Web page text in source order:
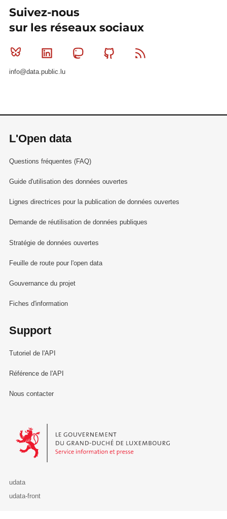
Suivez-nous
sur les réseaux sociaux
Bluesky Linkedin MastodonGithub
info@data.public.lu
L'Open data
Questions fréquentes (FAQ)
Guide d'utilisation des données ouvertes
Lignes directrices pour la publication de données ouvertes
Demande de réutilisation de données publiques
Stratégie de données ouvertes
Feuille de route pour l'open data
Gouvernance du projet
Fiches d'information
Support
Tutoriel de l'API
Référence de l'API
Nous contacter
Le Gouvernement du Grand-Duché de Luxembourg - Service
udata
udata-front